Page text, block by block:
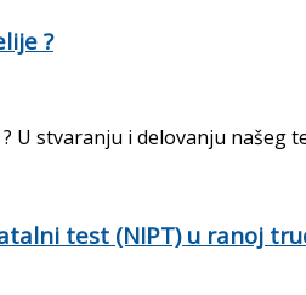
?
U stvaranju i delovanju našeg
test (NIPT) u ranoj